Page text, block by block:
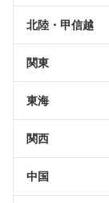
北陸・甲信越
関東
東海
関西
中国